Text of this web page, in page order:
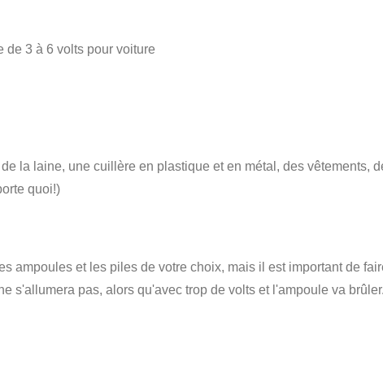
de 3 à 6 volts pour voiture
la laine, une cuillère en plastique et en métal, des
quoi!)
ampoules et les piles de votre choix, mais il est important de
s'allumera pas, alors qu'avec trop de volts et l'ampoule va brûler.